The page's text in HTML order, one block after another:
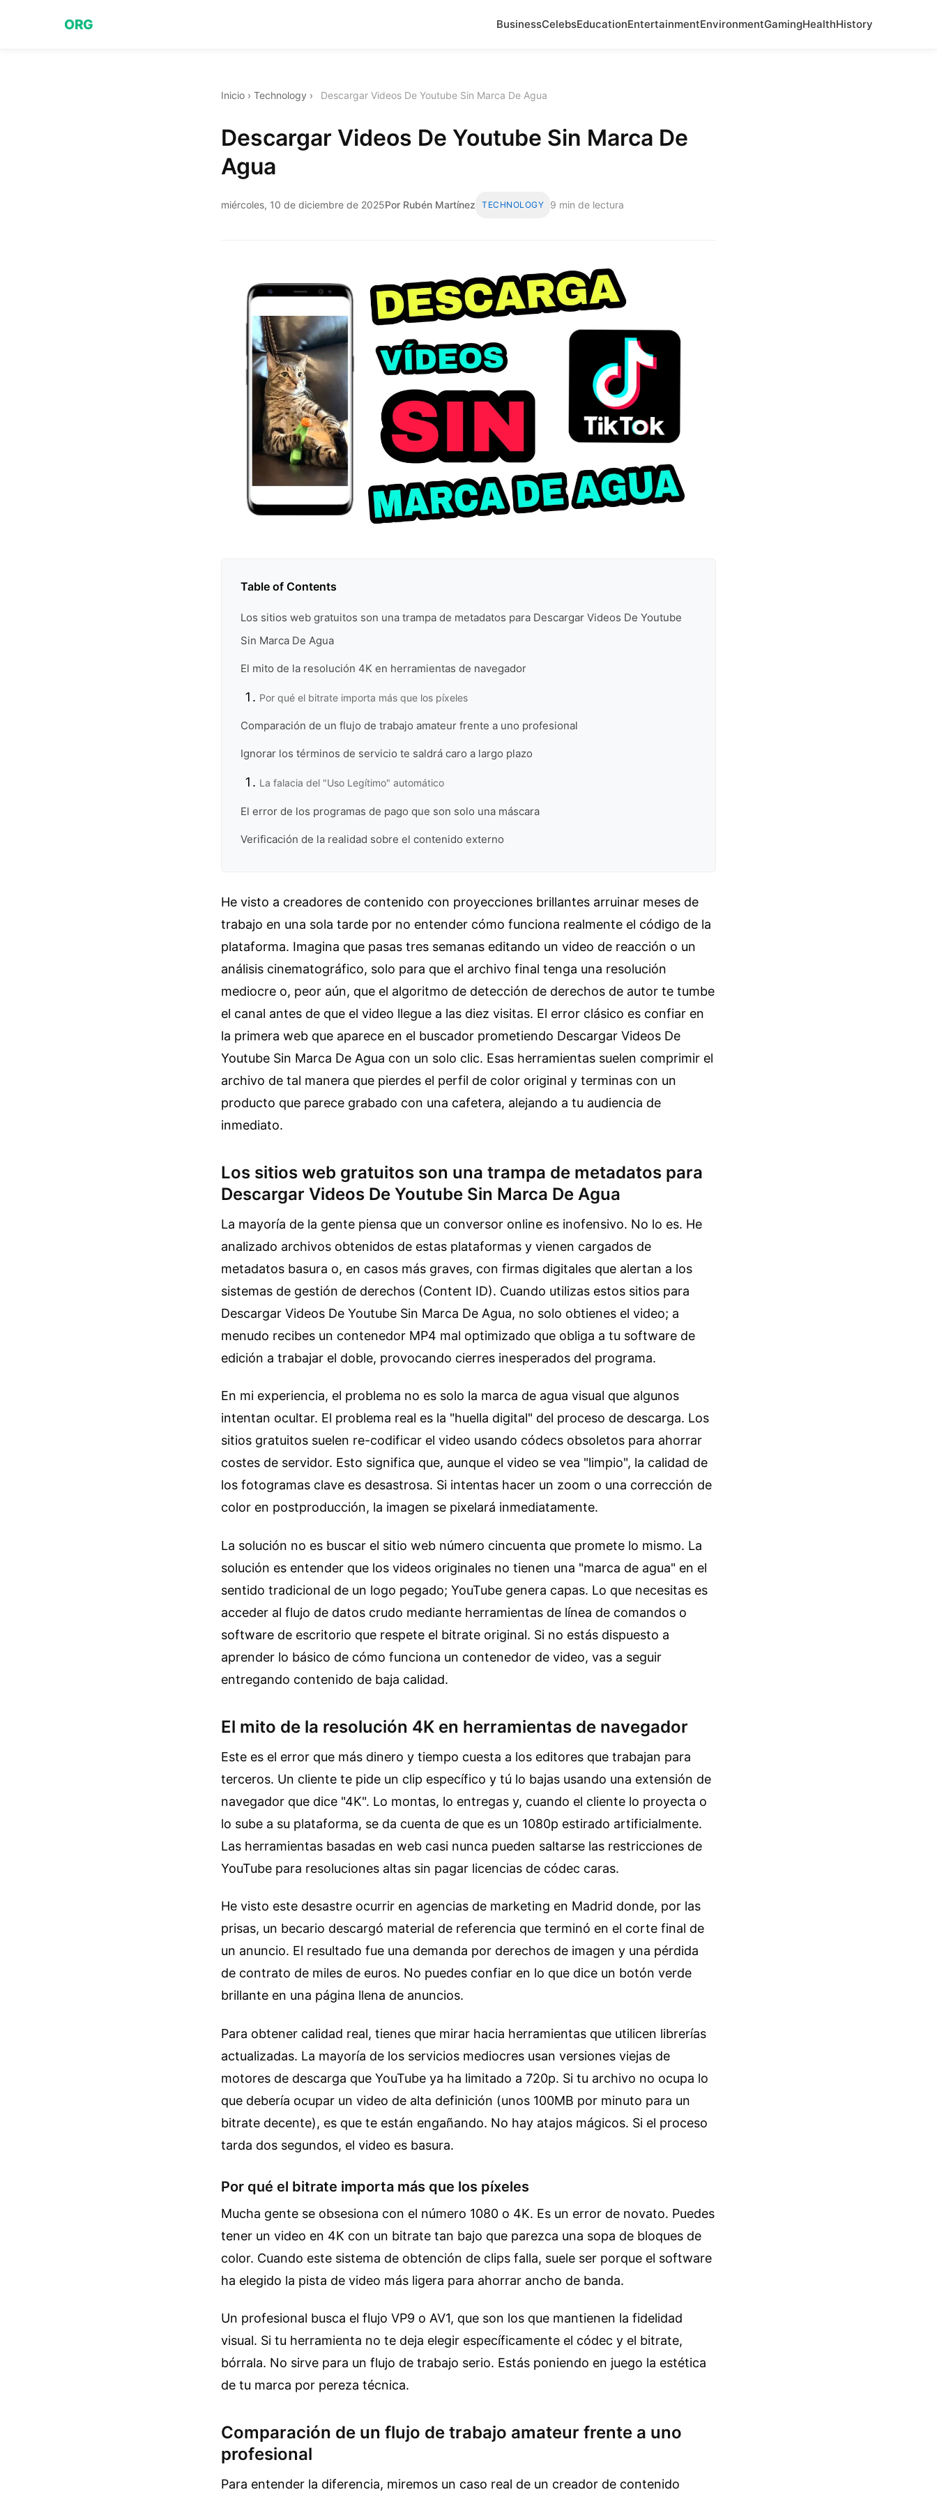
ORG BusinessCelebsEducationEntertainmentEnvironmentGamingHealthHistory
Inicio › Technology › Descargar Videos De Youtube Sin Marca De Agua
Descargar Videos De Youtube Sin Marca De
Agua
miércoles, 10 de diciembre de 2025Por Rubén Martínez TECHNOLOGY 9 min de lectura
Table of Contents
Los sitios web gratuitos son una trampa de metadatos para Descargar Videos De Youtube
Sin Marca De Agua
El mito de la resolución 4K en herramientas de navegador
Por qué el bitrate importa más que los píxeles
Comparación de un flujo de trabajo amateur frente a uno profesional
Ignorar los términos de servicio te saldrá caro a largo plazo
La falacia del "Uso Legítimo" automático
El error de los programas de pago que son solo una máscara
Verificación de la realidad sobre el contenido externo
He visto a creadores de contenido con proyecciones brillantes arruinar meses de
trabajo en una sola tarde por no entender cómo funciona realmente el código de la
plataforma. Imagina que pasas tres semanas editando un video de reacción o un
análisis cinematográfico, solo para que el archivo final tenga una resolución
mediocre o, peor aún, que el algoritmo de detección de derechos de autor te tumbe
el canal antes de que el video llegue a las diez visitas. El error clásico es confiar en
la primera web que aparece en el buscador prometiendo Descargar Videos De
Youtube Sin Marca De Agua con un solo clic. Esas herramientas suelen comprimir el
archivo de tal manera que pierdes el perfil de color original y terminas con un
producto que parece grabado con una cafetera, alejando a tu audiencia de
inmediato.
Los sitios web gratuitos son una trampa de metadatos para
Descargar Videos De Youtube Sin Marca De Agua
La mayoría de la gente piensa que un conversor online es inofensivo. No lo es. He
analizado archivos obtenidos de estas plataformas y vienen cargados de
metadatos basura o, en casos más graves, con firmas digitales que alertan a los
sistemas de gestión de derechos (Content ID). Cuando utilizas estos sitios para
Descargar Videos De Youtube Sin Marca De Agua, no solo obtienes el video; a
menudo recibes un contenedor MP4 mal optimizado que obliga a tu software de
edición a trabajar el doble, provocando cierres inesperados del programa.
En mi experiencia, el problema no es solo la marca de agua visual que algunos
intentan ocultar. El problema real es la "huella digital" del proceso de descarga. Los
sitios gratuitos suelen re-codificar el video usando códecs obsoletos para ahorrar
costes de servidor. Esto significa que, aunque el video se vea "limpio", la calidad de
los fotogramas clave es desastrosa. Si intentas hacer un zoom o una corrección de
color en postproducción, la imagen se pixelará inmediatamente.
La solución no es buscar el sitio web número cincuenta que promete lo mismo. La
solución es entender que los videos originales no tienen una "marca de agua" en el
sentido tradicional de un logo pegado; YouTube genera capas. Lo que necesitas es
acceder al flujo de datos crudo mediante herramientas de línea de comandos o
software de escritorio que respete el bitrate original. Si no estás dispuesto a
aprender lo básico de cómo funciona un contenedor de video, vas a seguir
entregando contenido de baja calidad.
El mito de la resolución 4K en herramientas de navegador
Este es el error que más dinero y tiempo cuesta a los editores que trabajan para
terceros. Un cliente te pide un clip específico y tú lo bajas usando una extensión de
navegador que dice "4K". Lo montas, lo entregas y, cuando el cliente lo proyecta o
lo sube a su plataforma, se da cuenta de que es un 1080p estirado artificialmente.
Las herramientas basadas en web casi nunca pueden saltarse las restricciones de
YouTube para resoluciones altas sin pagar licencias de códec caras.
He visto este desastre ocurrir en agencias de marketing en Madrid donde, por las
prisas, un becario descargó material de referencia que terminó en el corte final de
un anuncio. El resultado fue una demanda por derechos de imagen y una pérdida
de contrato de miles de euros. No puedes confiar en lo que dice un botón verde
brillante en una página llena de anuncios.
Para obtener calidad real, tienes que mirar hacia herramientas que utilicen librerías
actualizadas. La mayoría de los servicios mediocres usan versiones viejas de
motores de descarga que YouTube ya ha limitado a 720p. Si tu archivo no ocupa lo
que debería ocupar un video de alta definición (unos 100MB por minuto para un
bitrate decente), es que te están engañando. No hay atajos mágicos. Si el proceso
tarda dos segundos, el video es basura.
Por qué el bitrate importa más que los píxeles
Mucha gente se obsesiona con el número 1080 o 4K. Es un error de novato. Puedes
tener un video en 4K con un bitrate tan bajo que parezca una sopa de bloques de
color. Cuando este sistema de obtención de clips falla, suele ser porque el software
ha elegido la pista de video más ligera para ahorrar ancho de banda.
Un profesional busca el flujo VP9 o AV1, que son los que mantienen la fidelidad
visual. Si tu herramienta no te deja elegir específicamente el códec y el bitrate,
bórrala. No sirve para un flujo de trabajo serio. Estás poniendo en juego la estética
de tu marca por pereza técnica.
Comparación de un flujo de trabajo amateur frente a uno
profesional
Para entender la diferencia, miremos un caso real de un creador de contenido